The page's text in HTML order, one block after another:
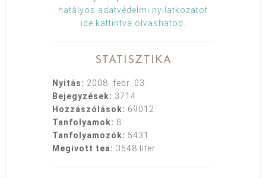
hatályos adatvédelmi nyilatkozatot
ide kattintva olvashatod
STATISZTIKA
Nyitás: 2008. febr. 03.
Bejegyzések: 3714
Hozzászólások: 69012
Tanfolyamok: 8
Tanfolyamozók: 5431
Megivott tea: 3548 liter